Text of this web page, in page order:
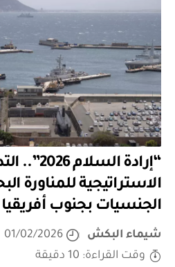
“إرادة السلام
الاستراتيجية للمناورة
الجنسيات بجنوب أفريقيا
شيماء البكش
01/02/2026
وقت القراءة: 10 دقيقة